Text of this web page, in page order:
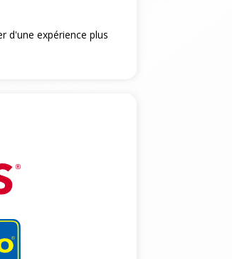
d'une expérience plus